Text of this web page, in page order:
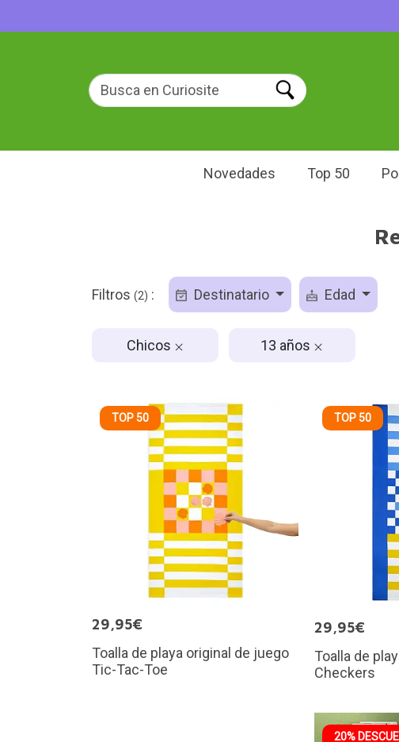
Novedades Top 50
Filtros (2) : Destinatario Edad
Chicos 13 años
TOP 50
29,95€
Toalla de playa original de juego
Tic-Tac-Toe
TOP 50
29,95€
Toalla de
Checkers
20%